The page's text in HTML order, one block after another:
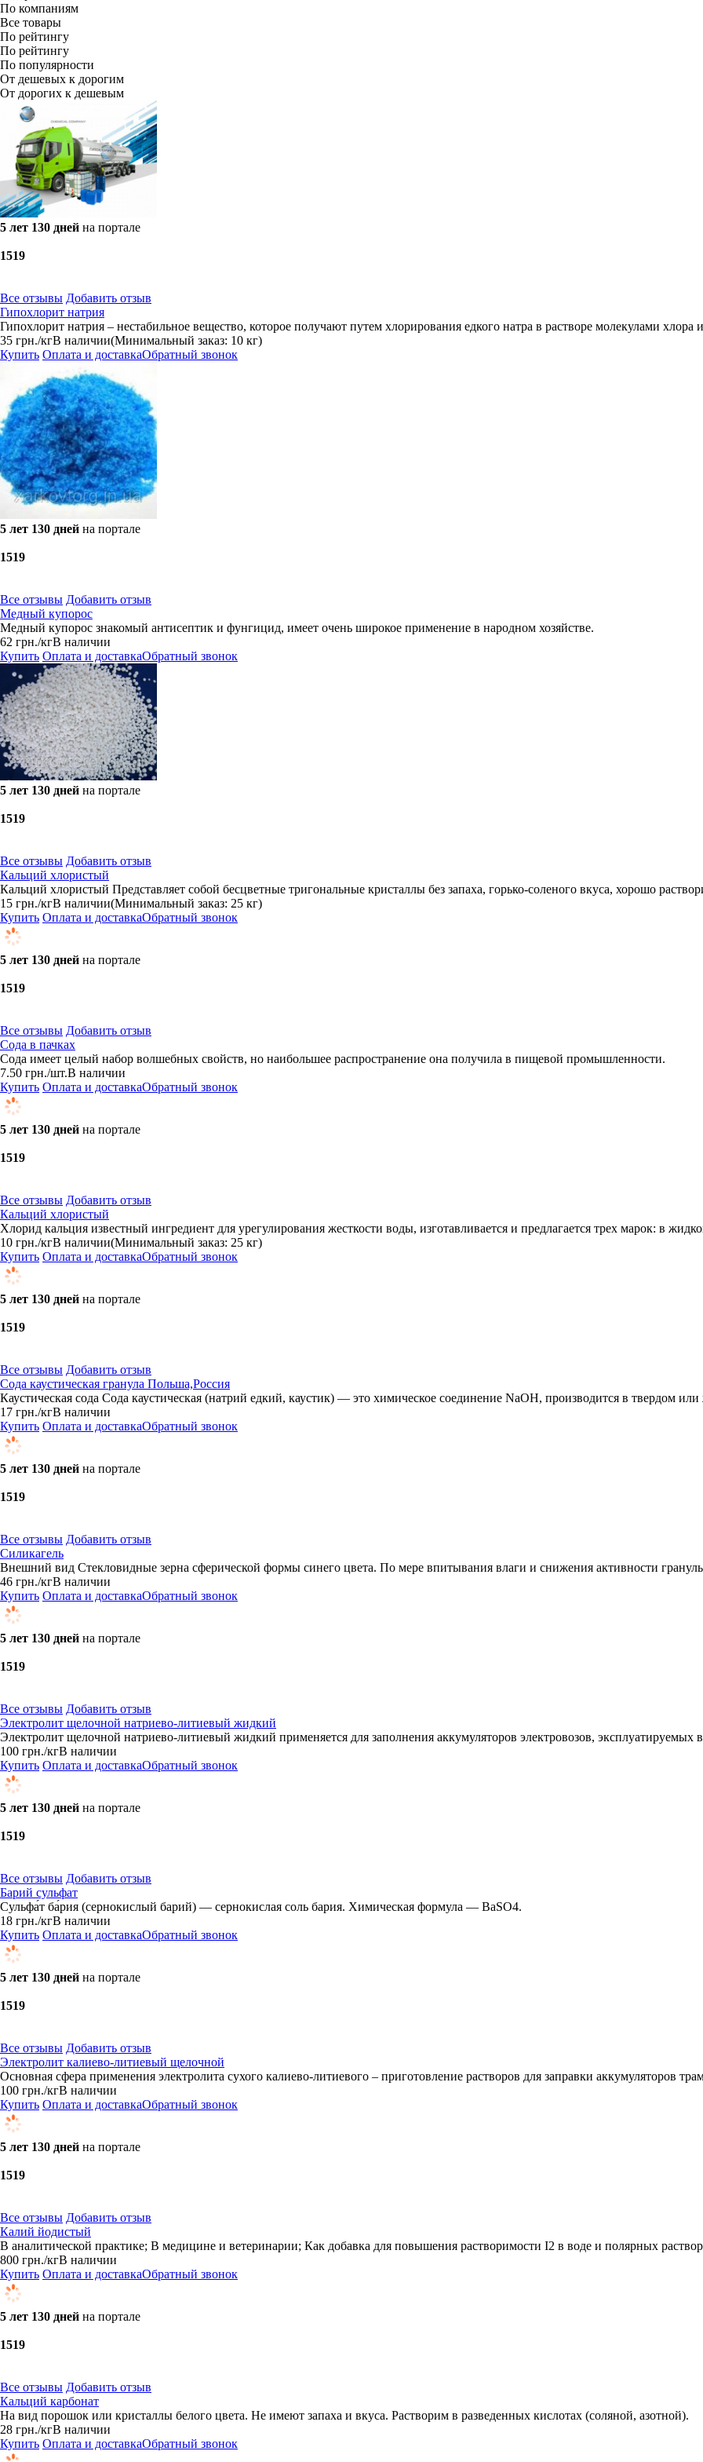
По компаниям
Все товары
По рейтингу
По рейтингу
По популярности
От дешевых к дорогим
От дорогих к дешевым
5 лет 130 дней на портале
1519
Все отзывы Добавить отзыв
Гипохлорит натрия
Гипохлорит натрия – нестабильное вещество, которое получают путем хлорирования едкого натра в растворе молекулами хлора
35 грн./кгВ наличии(Минимальный заказ: 10 кг)
Купить Оплата и доставкаОбратный звонок
5 лет 130 дней на портале
1519
Все отзывы Добавить отзыв
Медный купорос
Медный купорос знакомый антисептик и фунгицид, имеет очень широкое применение в народном хозяйстве.
62 грн./кгВ наличии
Купить Оплата и доставкаОбратный звонок
5 лет 130 дней на портале
1519
Все отзывы Добавить отзыв
Кальций хлористый
Кальций хлористый Представляет собой бесцветные тригональные кристаллы без запаха, горько-соленого вкуса, хорошо
15 грн./кгВ наличии(Минимальный заказ: 25 кг)
Купить Оплата и доставкаОбратный звонок
5 лет 130 дней на портале
1519
Все отзывы Добавить отзыв
Сода в пачках
Сода имеет целый набор волшебных свойств, но наибольшее распространение она получила в пищевой промышленности.
7.50 грн./шт.В наличии
Купить Оплата и доставкаОбратный звонок
5 лет 130 дней на портале
1519
Все отзывы Добавить отзыв
Кальций хлористый
Хлорид кальция известный ингредиент для урегулирования жесткости воды, изготавливается и предлагается трех марок: в
10 грн./кгВ наличии(Минимальный заказ: 25 кг)
Купить Оплата и доставкаОбратный звонок
5 лет 130 дней на портале
1519
Все отзывы Добавить отзыв
Сода каустическая гранула Польша,Россия
Каустическая сода Сода каустическая (натрий едкий, каустик) — это химическое соединение NaOH, производится в твердом или
17 грн./кгВ наличии
Купить Оплата и доставкаОбратный звонок
5 лет 130 дней на портале
1519
Все отзывы Добавить отзыв
Силикагель
Внешний вид Стекловидные зерна сферической формы синего цвета. По мере впитывания влаги и снижения активности гранулы
46 грн./кгВ наличии
Купить Оплата и доставкаОбратный звонок
5 лет 130 дней на портале
1519
Все отзывы Добавить отзыв
Электролит щелочной натриево-литиевый жидкий
Электролит щелочной натриево-литиевый жидкий применяется для заполнения аккумуляторов электровозов, эксплуатируемых
100 грн./кгВ наличии
Купить Оплата и доставкаОбратный звонок
5 лет 130 дней на портале
1519
Все отзывы Добавить отзыв
Барий сульфат
Сульфа́т ба́рия (сернокислый барий) — сернокислая соль бария. Химическая формула — BaSO4.
18 грн./кгВ наличии
Купить Оплата и доставкаОбратный звонок
5 лет 130 дней на портале
1519
Все отзывы Добавить отзыв
Электролит калиево-литиевый щелочной
Основная сфера применения электролита сухого калиево-литиевого – приготовление растворов для заправки аккумуляторов
100 грн./кгВ наличии
Купить Оплата и доставкаОбратный звонок
5 лет 130 дней на портале
1519
Все отзывы Добавить отзыв
Калий йодистый
В аналитической практике; В медицине и ветеринарии; Как добавка для повышения растворимости I2 в воде и полярных
800 грн./кгВ наличии
Купить Оплата и доставкаОбратный звонок
5 лет 130 дней на портале
1519
Все отзывы Добавить отзыв
Кальций карбонат
На вид порошок или кристаллы белого цвета. Не имеют запаха и вкуса. Растворим в разведенных кислотах (соляной, азотной).
28 грн./кгВ наличии
Купить Оплата и доставкаОбратный звонок